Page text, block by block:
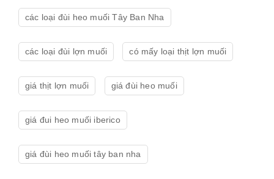
các loại đùi heo muối Tây Ban Nha
các loại đùi lợn muối có mấy loại thịt lợn muối
giá thịt lợn muối giá đùi heo muối
giá đui heo muối iberico
giá đùi heo muối tây ban nha